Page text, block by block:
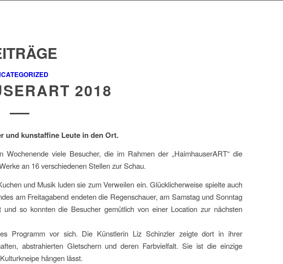
2018
und kunstaffine Leute in den Ort.
viele Besucher, die im Rahmen der „HaimhauserART“ die
an 16 verschiedenen Stellen zur Schau.
und Musik luden sie zum Verweilen ein. Glücklicherweise spielte auch
am Freitagabend endeten die Regenschauer, am Samstag und Sonntag
so konnten die Besucher gemütlich von einer Location zur nächsten
Programm vor sich. Die Künstlerin Liz Schinzler zeigte dort in ihrer
abstrahierten Gletschern und deren Farbvielfalt. Sie ist die einzige
hängen lässt.